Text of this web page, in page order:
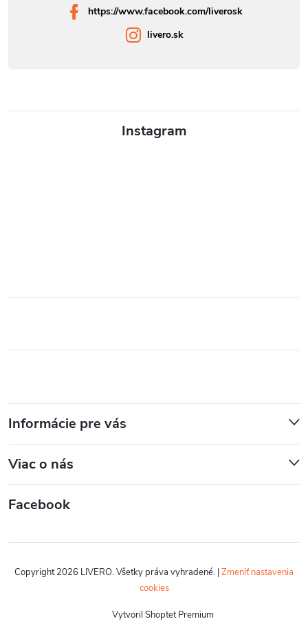
Instagram
Informácie pre vás
Viac o nás
Facebook
https://www.facebook.com/liverosk
livero.sk
Vytvoril Shoptet Premium
Copyright 2026 LIVERO. Všetky práva vyhradené. |Zmeniť nastavenia
cookies